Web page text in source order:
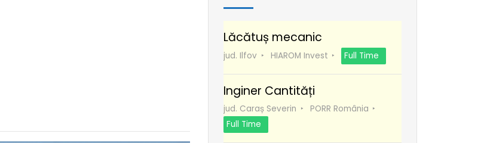
Lăcătuș mecanic
jud. Ilfov HIAROM Invest Full Time
Inginer Cantități
jud. Caraș Severin
PORR România
Full Time